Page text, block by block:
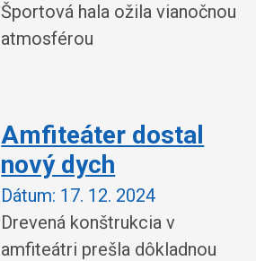
Športová hala ožila vianočnou
atmosférou
Amfiteáter dostal
nový dych
Dátum: 17. 12. 2024
Drevená konštrukcia v
amfiteátri prešla dôkladnou